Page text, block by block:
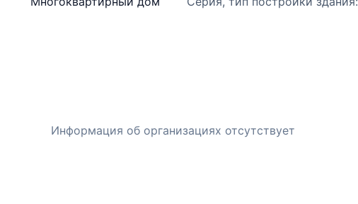
Информация об организациях отсутствует